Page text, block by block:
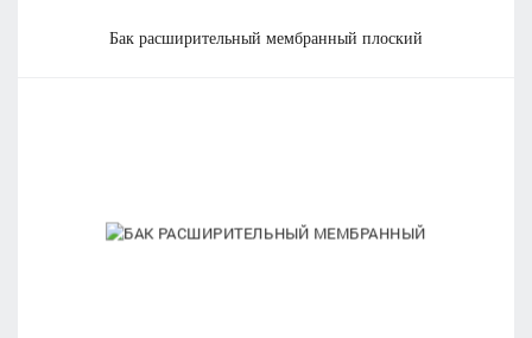
бак расширительный мембранный плоский